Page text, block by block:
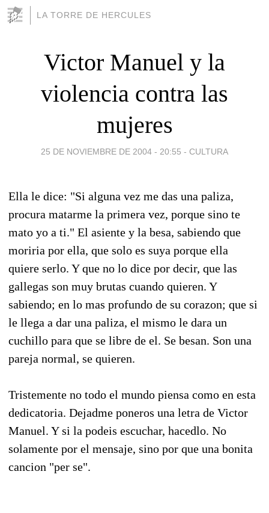
LA TORRE DE HERCULES
Victor Manuel y la
violencia contra las
mujeres
25 DE NOVIEMBRE DE 2004 - 20:55 - CULTURA
Ella le dice: "Si alguna vez me das una paliza,
procura matarme la primera vez, porque sino te
mato yo a ti." El asiente y la besa, sabiendo que
moriria por ella, que solo es suya porque ella
quiere serlo. Y que no lo dice por decir, que las
gallegas son muy brutas cuando quieren. Y
sabiendo; en lo mas profundo de su corazon; que si
le llega a dar una paliza, el mismo le dara un
cuchillo para que se libre de el. Se besan. Son una
pareja normal, se quieren.
Tristemente no todo el mundo piensa como en esta
dedicatoria. Dejadme poneros una letra de Victor
Manuel. Y si la podeis escuchar, hacedlo. No
solamente por el mensaje, sino por que una bonita
cancion "per se".